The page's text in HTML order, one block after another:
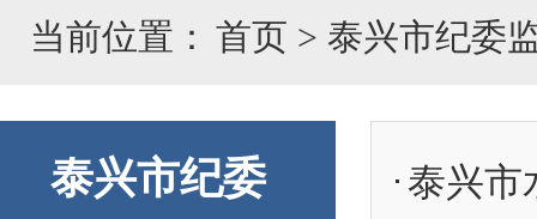
当前位置： 首页 > 泰兴市纪委
泰兴市纪委